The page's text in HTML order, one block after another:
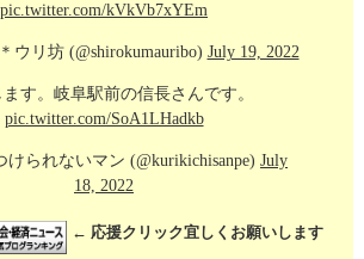
pic.twitter.com/kVkVb7xYEm
ウリ坊 (@shirokumauribo) July 19, 2022
す。岐阜駅前の信長さんです。
pic.twitter.com/SoA1LHadkb
られないマン (@kurikichisanpe) July
18, 2022
← 応援クリック宜しくお願いします